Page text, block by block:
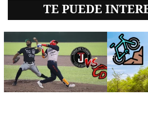
TE PUEDE